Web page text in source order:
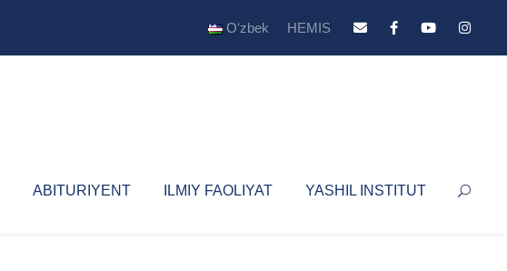
Oʻzbek HEMIS
ABITURIYENT ILMIY FAOLIYAT YASHIL INSTITUT